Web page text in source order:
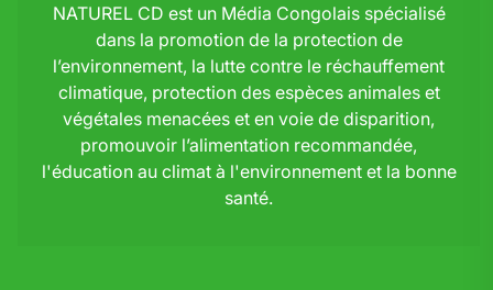
NATUREL CD est un Média Congolais spécialisé
dans la promotion de la protection de
l’environnement, la lutte contre le réchauffement
climatique, protection des espèces animales et
végétales menacées et en voie de disparition,
promouvoir l’alimentation recommandée,
l'éducation au climat à l'environnement et la bonne
santé.